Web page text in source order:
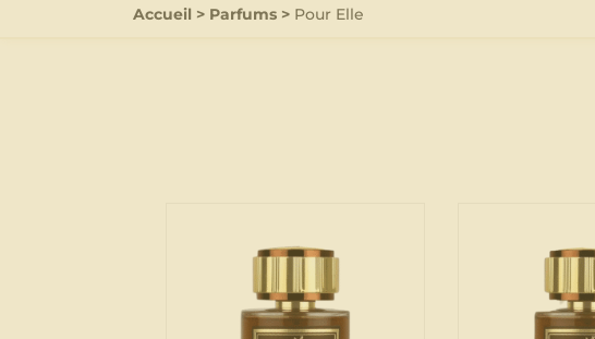
Accueil > Parfums > Pour Elle